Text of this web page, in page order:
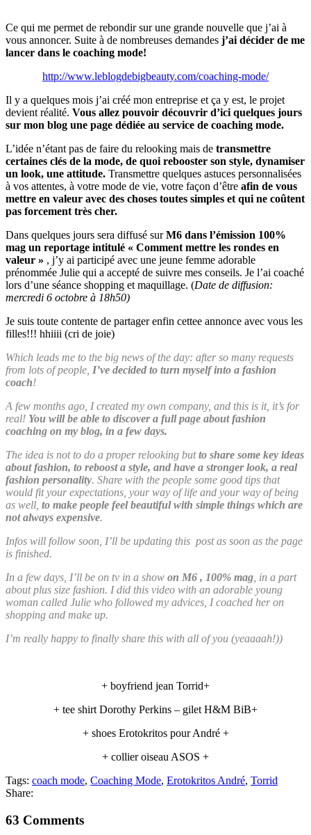
Ce qui me permet de rebondir sur une grande nouvelle que j’ai à
vous annoncer. Suite à de nombreuses demandes j’ai décider de me
lancer dans le coaching mode!
http://www.leblogdebigbeauty.com/coaching-mode/
Il y a quelques mois j’ai créé mon entreprise et ça y est, le projet
devient réalité. Vous allez pouvoir découvrir d’ici quelques jours
sur mon blog une page dédiée au service de coaching mode.
L’idée n’étant pas de faire du relooking mais de transmettre
certaines clés de la mode, de quoi rebooster son style, dynamiser
un look, une attitude. Transmettre quelques astuces personnalisées
à vos attentes, à votre mode de vie, votre façon d’être afin de vous
mettre en valeur avec des choses toutes simples et qui ne coûtent
pas forcement très cher.
Dans quelques jours sera diffusé surM6 dans l’émission 100%
mag un reportage intitulé « Comment mettre les rondes en
valeur » , j’y ai participé avec une jeune femme adorable
prénommée Julie qui a accepté de suivre mes conseils. Je l’ai coaché
lors d’une séance shopping et maquillage. (Date de diffusion:
mercredi 6 octobre à 18h50)
Je suis toute contente de partager enfin cettee annonce avec vous les
filles!!! hhiiii (cri de joie)
Which leads me to the big news of the day: after so many requests
from lots of people, I’ve decided to turn myself into a fashion
coach!
A few months ago, I created my own company, and this is it, it’s for
real! You will be able to discover a full page about fashion
coaching on my blog, in a few days.
The idea is not to do a proper relooking butto share some key ideas
about fashion, to reboost a style, and have a stronger look, a real
fashion personality. Share with the people some good tips that
would fit your expectations, your way of life and your way of being
as well, to make people feel beautiful with simple things which are
not always expensive.
Infos will follow soon, I’ll be updating this post as soon as the page
is finished.
In a few days, I’ll be on tv in a show on M6 , 100% mag , in a part
about plus size fashion. I did this video with an adorable young
woman called Julie who followed my advices, I coached her on
shopping and make up.
I’m really happy to finally share this with all of you (yeaaaah!))
+ boyfriend jean Torrid+
+ tee shirt Dorothy Perkins – gilet H&M BiB+
+ shoes Erotokritos pour André +
+ collier oiseau ASOS +
Tags: coach mode, Coaching Mode, Erotokritos André, Torrid
Share:
63 Comments